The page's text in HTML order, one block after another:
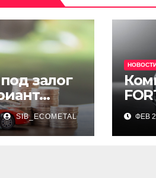
залог
с
SIB_ECOMETAL ФЕВ